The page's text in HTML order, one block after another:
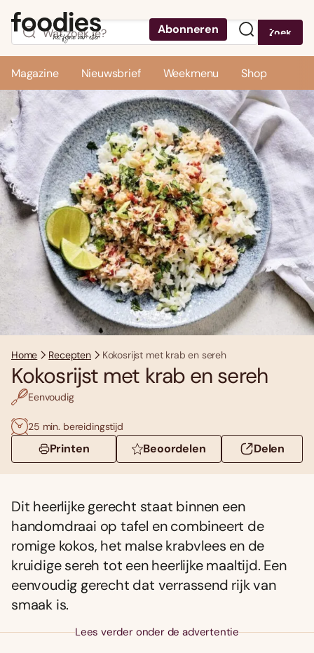
Abonneren Zoek
Magazine Nieuwsbrief Weekmenu Shop
Home Recepten Kokosrijst met krab en sereh
Kokosrijst met krab en sereh
Eenvoudig
25 min. bereidingstijd
Printen Beoordelen Delen
Dit heerlijke gerecht staat binnen een
handomdraai op tafel en combineert de
romige kokos, het malse krabvlees en de
kruidige sereh tot een heerlijke maaltijd. Een
eenvoudig gerecht dat verrassend rijk van
smaak is.
Lees verder onder de advertentie